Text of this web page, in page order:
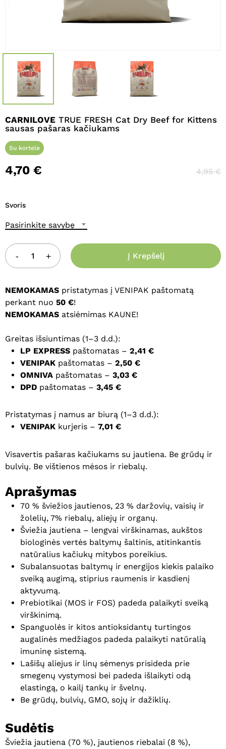
CARNILOVE TRUE FRESH Cat Dry Beef for Kittens
sausas pašaras kačiukams
Su kortele
4,70 € 4,95€
Svoris
Pasirinkite savybę
Į Krepšelį
NEMOKAMAS pristatymas į VENIPAK paštomatą
perkant nuo 50 €!
NEMOKAMAS atsiėmimas KAUNE!
Greitas išsiuntimas (1–3 d.d.):
LP EXPRESS paštomatas – 2,41 €
VENIPAK paštomatas – 2,50 €
OMNIVA paštomatas – 3,03 €
DPD paštomatas – 3,45 €
Pristatymas į namus ar biurą (1–3 d.d.):
VENIPAK kurjeris – 7,01 €
Visavertis pašaras kačiukams su jautiena. Be grūdų ir
bulvių. Be vištienos mėsos ir riebalų.
Aprašymas
70 % šviežios jautienos, 23 % daržovių, vaisių ir
žolelių, 7% riebalų, aliejų ir organų.
Šviežia jautiena – lengvai virškinamas, aukštos
biologinės vertės baltymų šaltinis, atitinkantis
natūralius kačiukų mitybos poreikius.
Subalansuotas baltymų ir energijos kiekis palaiko
sveiką augimą, stiprius raumenis ir kasdienį
aktyvumą.
Prebiotikai (MOS ir FOS) padeda palaikyti sveiką
virškinimą.
Spanguolės ir kitos antioksidantų turtingos
augalinės medžiagos padeda palaikyti natūralią
imuninę sistemą.
Lašišų aliejus ir linų sėmenys prisideda prie
smegenų vystymosi bei padeda išlaikyti odą
elastingą, o kailį tankų ir švelnų.
Be grūdų, bulvių, GMO, sojų ir dažiklių.
Sudėtis
Šviežia jautiena (70 %), jautienos riebalai (8 %),
El. paštas
Noriu savo interneto naršyklėje
išsaugoti vardą, el. pašto adresą ir